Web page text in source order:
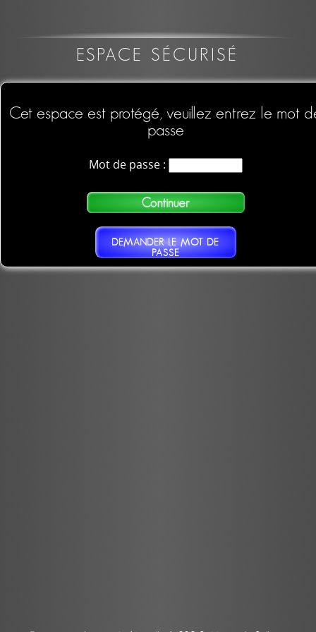
ESPACE SÉCURISÉ
Cet espace est protégé, veuillez entrez le mot
passe
Mot de passe :
DEMANDER LE MOT DE
PASSE